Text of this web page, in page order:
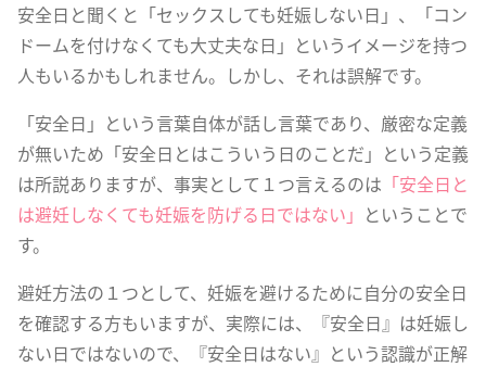
安全日と聞くと「セックスしても妊娠しない日」、「コン
ドームを付けなくても大丈夫な日」というイメージを持つ
人もいるかもしれません。しかし、それは誤解です。
「安全日」という言葉自体が話し言葉であり、厳密な定義
が無いため「安全日とはこういう日のことだ」という定義
は所説ありますが、事実として１つ言えるのは 「安全日と
は避妊しなくても妊娠を防げる日ではない」 ということで
す。
避妊方法の１つとして、妊娠を避けるために自分の安全日
を確認する方もいますが、実際には、『安全日』は妊娠し
ない日ではないので、『安全日はない』という認識が正解